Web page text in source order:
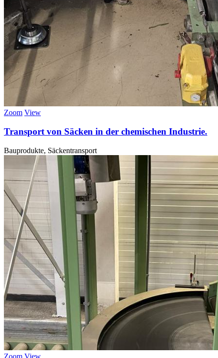
Zoom View
Transport von Säcken in der chemischen Industrie.
Bauprodukte, Säckentransport
Zoom View